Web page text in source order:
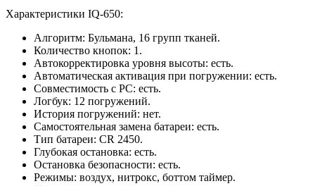
Характеристики IQ-650:
Алгоритм: Бульмана, 16 групп тканей.
Количество кнопок: 1.
Автокорректировка уровня высоты: есть.
Автоматическая активация при погружении: есть.
Совместимость с PC: есть.
Логбук: 12 погружений.
История погружений: нет.
Самостоятельная замена батареи: есть.
Тип батареи: CR 2450.
Глубокая остановка: есть.
Остановка безопасности: есть.
Режимы: воздух, нитрокс, боттом таймер.